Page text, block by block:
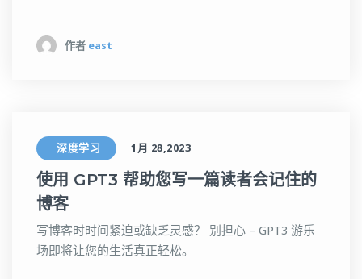
作者 east
深度学习 1月 28,2023
使用 GPT3 帮助您写一篇读者会记住的
博客
写博客时时间紧迫或缺乏灵感？ 别担心 – GPT3 游乐
场即将让您的生活真正轻松。